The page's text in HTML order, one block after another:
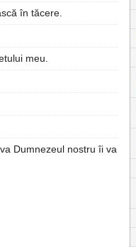
în tăcere.
meu.
Dumnezeul nostru îi va